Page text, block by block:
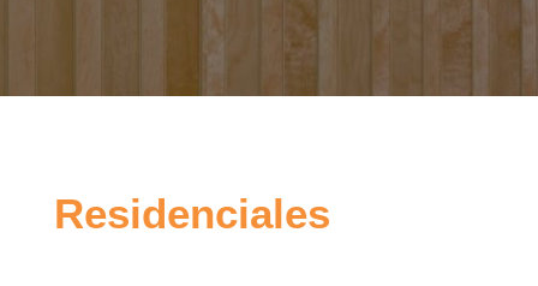
Residenciales